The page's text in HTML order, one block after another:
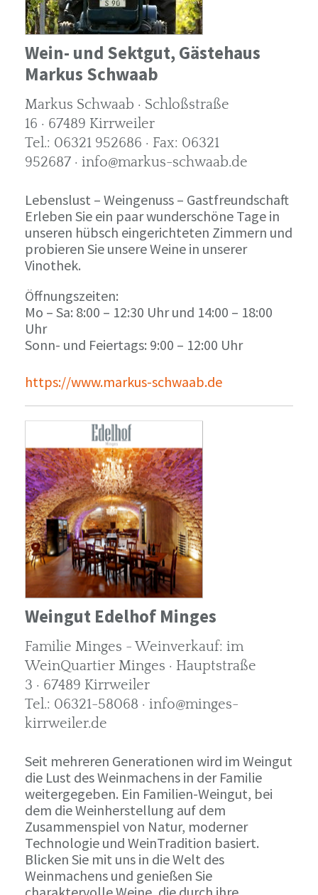
Wein- und Sektgut, Gästehaus
Markus Schwaab
Markus Schwaab · Schloßstraße
16 · 67489 Kirrweiler
Tel.: 06321 952686 · Fax: 06321
952687 · info@markus-schwaab.de
Lebenslust – Weingenuss – Gastfreundschaft
Erleben Sie ein paar wunderschöne Tage in
unseren hübsch eingerichteten Zimmern und
probieren Sie unsere Weine in unserer
Vinothek.
Öffnungszeiten:
Mo – Sa: 8:00 – 12:30 Uhr und 14:00 – 18:00
Uhr
Sonn- und Feiertags: 9:00 – 12:00 Uhr
https://www.markus-schwaab.de
Weingut Edelhof Minges
Familie Minges - Weinverkauf: im
WeinQuartier Minges · Hauptstraße
3 · 67489 Kirrweiler
Tel.: 06321-58068 · info@minges-
kirrweiler.de
Seit mehreren Generationen wird im Weingut
die Lust des Weinmachens in der Familie
weitergegeben. Ein Familien-Weingut, bei
dem die Weinherstellung auf dem
Zusammenspiel von Natur, moderner
Technologie und WeinTradition basiert.
Blicken Sie mit uns in die Welt des
Weinmachens und genießen Sie